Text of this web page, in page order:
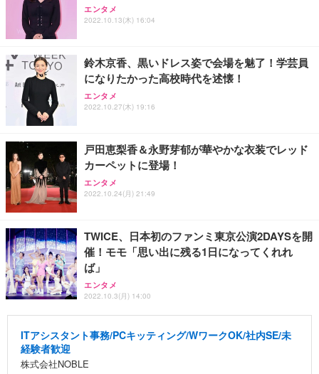
エンタメ
2022.10.13(木) 16:04
鈴木京香、黒いドレス姿で会場を魅了！学芸員
になりたかった高校時代を述懐！
エンタメ
2022.10.27(木) 19:16
戸田恵梨香＆永野芽郁が華やかな衣装でレッド
カーペットに登場！
エンタメ
2022.10.24(月) 21:49
TWICE、日本初のファンミ東京公演2DAYSを開
催！モモ「思い出に残る1日になってくれれ
ば」
エンタメ
2022.10.3(月) 14:00
ITアシスタント事務/PCキッティング/WワークOK/社内SE/未
経験者歓迎
株式会社NOBLE